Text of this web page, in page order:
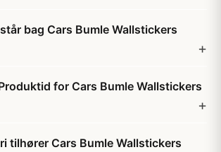
bag Cars Bumle Wallstickers
for Cars Bumle Wallstickers
tilhører Cars Bumle Wallstickers